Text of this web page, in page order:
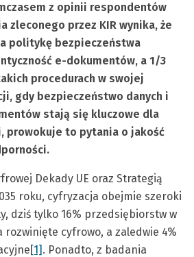
z opinii respondentów
zleconego przez KIR wynika, że
politykę bezpieczeństwa
e-dokumentów, a 1/3
procedurach w swojej
gdy bezpieczeństwo danych i
stają się kluczowe dla
prowokuje to pytania o jakość
Dekady UE oraz Strategią
roku, cyfryzacja obejmie szeroki
dziś tylko 16% przedsiębiorstw w
rozwinięte cyfrowo, a zaledwie 4%
[1] . Ponadto, z badania